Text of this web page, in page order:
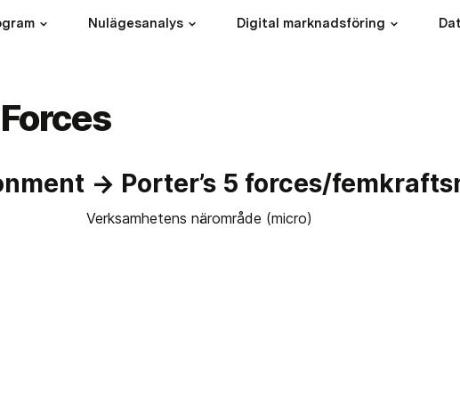
Nulägesanalys Digital marknadsföring
→ Porter’s 5 forces/
Verksamhetens närområde (micro)